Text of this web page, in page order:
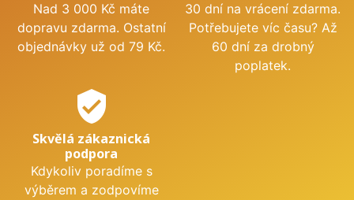
Nad 3 000 Kč máte
dopravu zdarma. Ostatní
objednávky už od 79 Kč.
30 dní na vrácení zdarma.
Potřebujete víc času? Až
60 dní za drobný
poplatek.
verified_user
Skvělá zákaznická
podpora
Kdykoliv poradíme s
výběrem a zodpovíme